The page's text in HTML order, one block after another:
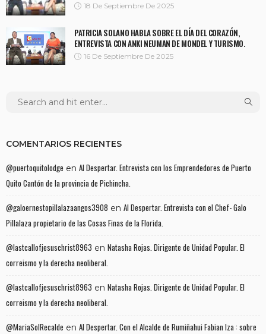
18 De Septiembre De 2025
PATRICIA SOLANO HABLA SOBRE EL DÍA DEL CORAZÓN,
ENTREVISTA CON ANKI NEUMAN DE MONDEL Y TURISMO.
16 De Septiembre De 2025
COMENTARIOS RECIENTES
@puertoquitolodge en Al Despertar. Entrevista con los Emprendedores de Puerto
Quito Cantón de la provincia de Pichincha.
@galoernestopillalazaangos3908 en Al Despertar. Entrevista con el Chef- Galo
Pillalaza propietario de las Cosas Finas de la Florida.
@lastcallofjesuschrist8963 en Natasha Rojas. Dirigente de Unidad Popular. El
correismo y la derecha neoliberal.
@lastcallofjesuschrist8963 en Natasha Rojas. Dirigente de Unidad Popular. El
correismo y la derecha neoliberal.
@MariaSolRecalde en Al Despertar. Con el Alcalde de Rumiñahui Fabian Iza : sobre